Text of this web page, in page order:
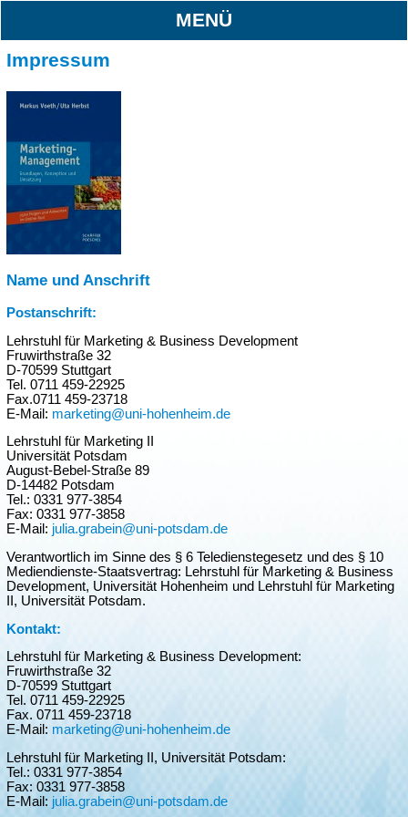
MENÜ
Impressum
Name und Anschrift
Postanschrift:
Lehrstuhl für Marketing & Business Development
Fruwirthstraße 32
D-70599 Stuttgart
Tel. 0711 459-22925
Fax.0711 459-23718
E-Mail: marketing@uni-hohenheim.de
Lehrstuhl für Marketing II
Universität Potsdam
August-Bebel-Straße 89
D-14482 Potsdam
Tel.: 0331 977-3854
Fax: 0331 977-3858
E-Mail: julia.grabein@uni-potsdam.de
Verantwortlich im Sinne des § 6 Teledienstegesetz und des § 10
Mediendienste-Staatsvertrag: Lehrstuhl für Marketing & Business
Development, Universität Hohenheim und Lehrstuhl für Marketing
II, Universität Potsdam.
Kontakt:
Lehrstuhl für Marketing & Business Development:
Fruwirthstraße 32
D-70599 Stuttgart
Tel. 0711 459-22925
Fax. 0711 459-23718
E-Mail: marketing@uni-hohenheim.de
Lehrstuhl für Marketing II, Universität Potsdam:
Tel.: 0331 977-3854
Fax: 0331 977-3858
E-Mail: julia.grabein@uni-potsdam.de